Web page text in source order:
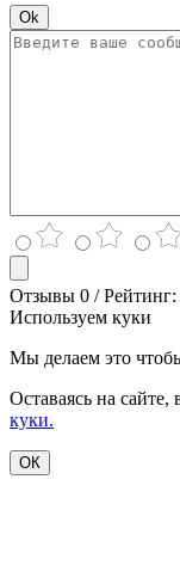
Ok
Отзывы 0 / Рейтинг:
Используем куки
Мы делаем это
Оставаясь на сайте,
куки.
ОК